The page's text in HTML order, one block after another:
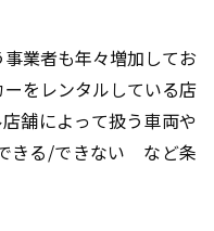
業者も年々増加してお
をレンタルしている店
舗によって扱う車両や
きる/できない など条